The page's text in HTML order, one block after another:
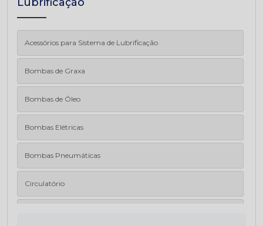
Acessórios para Sistema de Lubrificação
Bombas de Graxa
Bombas de Óleo
Bombas Elétricas
Bombas Pneumáticas
Circulatório